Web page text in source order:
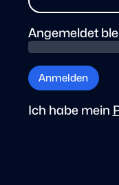
Angemeldet
Anmelden
Ich habe mein